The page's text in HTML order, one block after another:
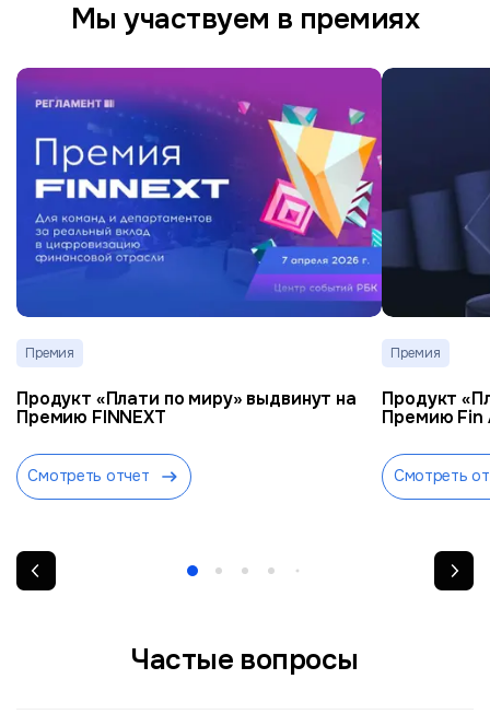
Мы участвуем в премиях
Премия
Продукт «Плати по миру» выдвинут на
Премию FINNEXT
Смотреть отчет
Премия
Продукт
Премию Fin
Смотреть
Частые вопросы